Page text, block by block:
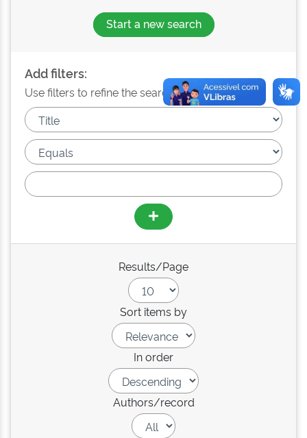
Start a new search
Add filters:
Use filters to refine the search results.
Results/Page
Sort items by
In order
Authors/record